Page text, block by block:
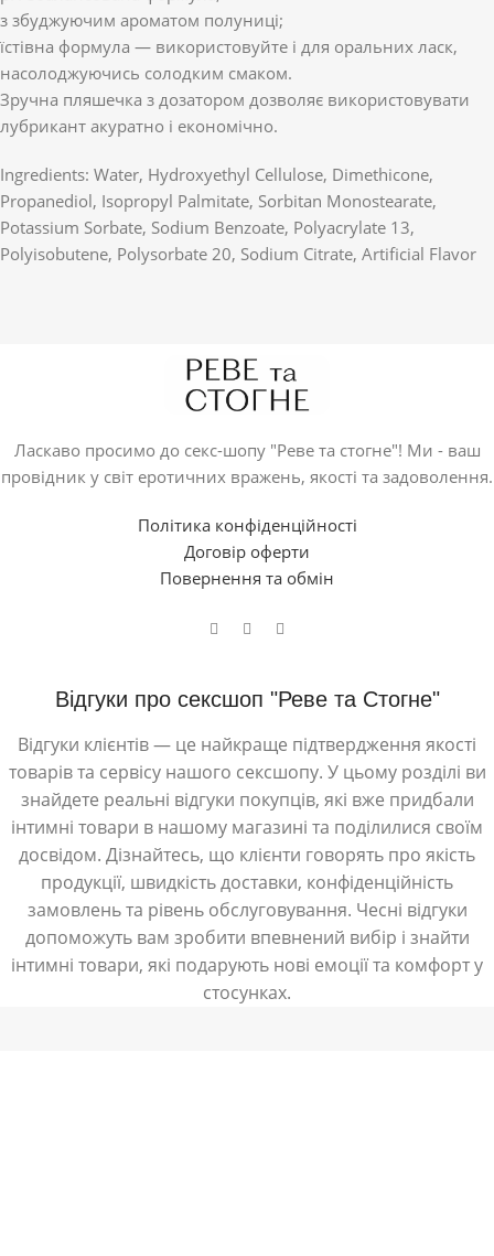
з збуджуючим ароматом полуниці;
їстівна формула — використовуйте і для оральних ласк,
насолоджуючись солодким смаком.
Зручна пляшечка з дозатором дозволяє використовувати
лубрикант акуратно і економічно.
Ingredients: Water, Hydroxyethyl Cellulose, Dimethicone,
Propanediol, Isopropyl Palmitate, Sorbitan Monostearate,
Potassium Sorbate, Sodium Benzoate, Polyacrylate 13,
Polyisobutene, Polysorbate 20, Sodium Citrate, Artificial Flavor
Ласкаво просимо до секс-шопу "Реве та стогне"! Ми - ваш
провідник у світ еротичних вражень, якості та задоволення.
Політика конфіденційності
Договір оферти
Повернення та обмін
Відгуки про сексшоп "Реве та Стогне"
Відгуки клієнтів — це найкраще підтвердження якості
товарів та сервісу нашого сексшопу. У цьому розділі ви
знайдете реальні відгуки покупців, які вже придбали
інтимні товари в нашому магазині та поділилися своїм
досвідом. Дізнайтесь, що клієнти говорять про якість
продукції, швидкість доставки, конфіденційність
замовлень та рівень обслуговування. Чесні відгуки
допоможуть вам зробити впевнений вибір і знайти
інтимні товари, які подарують нові емоції та комфорт у
стосунках.